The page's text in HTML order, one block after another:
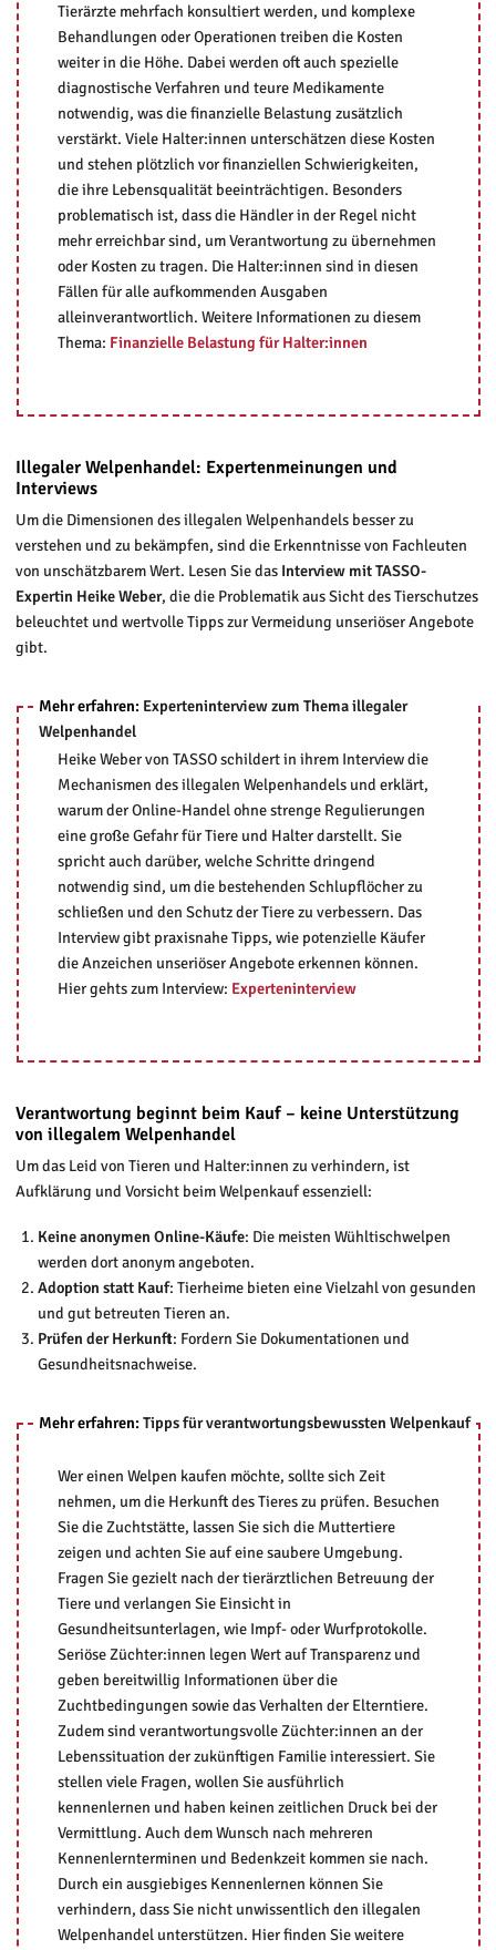
Tierärzte mehrfach konsultiert werden, und komplexe
Behandlungen oder Operationen treiben die Kosten
weiter in die Höhe. Dabei werden oft auch spezielle
diagnostische Verfahren und teure Medikamente
notwendig, was die finanzielle Belastung zusätzlich
verstärkt. Viele Halter:innen unterschätzen diese Kosten
und stehen plötzlich vor finanziellen Schwierigkeiten,
die ihre Lebensqualität beeinträchtigen. Besonders
problematisch ist, dass die Händler in der Regel nicht
mehr erreichbar sind, um Verantwortung zu übernehmen
oder Kosten zu tragen. Die Halter:innen sind in diesen
Fällen für alle aufkommenden Ausgaben
alleinverantwortlich. Weitere Informationen zu diesem
Thema: Finanzielle Belastung für Halter:innen
Illegaler Welpenhandel: Expertenmeinungen und
Interviews
Um die Dimensionen des illegalen Welpenhandels besser zu
verstehen und zu bekämpfen, sind die Erkenntnisse von Fachleuten
von unschätzbarem Wert. Lesen Sie das Interview mit TASSO-
Expertin Heike Weber, die die Problematik aus Sicht des Tierschutzes
beleuchtet und wertvolle Tipps zur Vermeidung unseriöser Angebote
gibt.
Mehr erfahren: Experteninterview zum Thema illegaler
Welpenhandel
Heike Weber von TASSO schildert in ihrem Interview die
Mechanismen des illegalen Welpenhandels und erklärt,
warum der Online-Handel ohne strenge Regulierungen
eine große Gefahr für Tiere und Halter darstellt. Sie
spricht auch darüber, welche Schritte dringend
notwendig sind, um die bestehenden Schlupflöcher zu
schließen und den Schutz der Tiere zu verbessern. Das
Interview gibt praxisnahe Tipps, wie potenzielle Käufer
die Anzeichen unseriöser Angebote erkennen können.
Hier gehts zum Interview: Experteninterview
Verantwortung beginnt beim Kauf – keine Unterstützung
von illegalem Welpenhandel
Um das Leid von Tieren und Halter:innen zu verhindern, ist
Aufklärung und Vorsicht beim Welpenkauf essenziell:
Keine anonymen Online-Käufe: Die meisten Wühltischwelpen
werden dort anonym angeboten.
Adoption statt Kauf: Tierheime bieten eine Vielzahl von gesunden
und gut betreuten Tieren an.
Prüfen der Herkunft: Fordern Sie Dokumentationen und
Gesundheitsnachweise.
Mehr erfahren: Tipps für verantwortungsbewussten Welpenkauf
Wer einen Welpen kaufen möchte, sollte sich Zeit
nehmen, um die Herkunft des Tieres zu prüfen. Besuchen
Sie die Zuchtstätte, lassen Sie sich die Muttertiere
zeigen und achten Sie auf eine saubere Umgebung.
Fragen Sie gezielt nach der tierärztlichen Betreuung der
Tiere und verlangen Sie Einsicht in
Gesundheitsunterlagen, wie Impf- oder Wurfprotokolle.
Seriöse Züchter:innen legen Wert auf Transparenz und
geben bereitwillig Informationen über die
Zuchtbedingungen sowie das Verhalten der Elterntiere.
Zudem sind verantwortungsvolle Züchter:innen an der
Lebenssituation der zukünftigen Familie interessiert. Sie
stellen viele Fragen, wollen Sie ausführlich
kennenlernen und haben keinen zeitlichen Druck bei der
Vermittlung. Auch dem Wunsch nach mehreren
Kennenlernterminen und Bedenkzeit kommen sie nach.
Durch ein ausgiebiges Kennenlernen können Sie
verhindern, dass Sie nicht unwissentlich den illegalen
Welpenhandel unterstützen. Hier finden Sie weitere